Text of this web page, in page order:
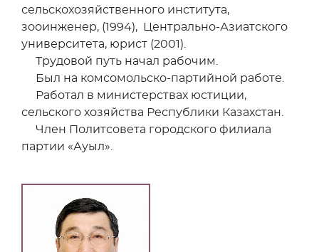
сельскохозяйственного института,
зооинженер, (1994), Центрально-Азиатского
университета, юрист (2001).
Трудовой путь начал рабочим.
Был на комсомольско-партийной работе.
Работал в министерствах юстиции,
сельского хозяйства Республики Казахстан.
Член Политсовета городского филиала
партии «Ауыл».